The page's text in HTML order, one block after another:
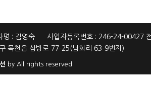
명 : 김영숙 사업자등록번호 : 246-24-00427
목천읍 삼방로 77-25(남화리 63-9번지)
by All rights reserved